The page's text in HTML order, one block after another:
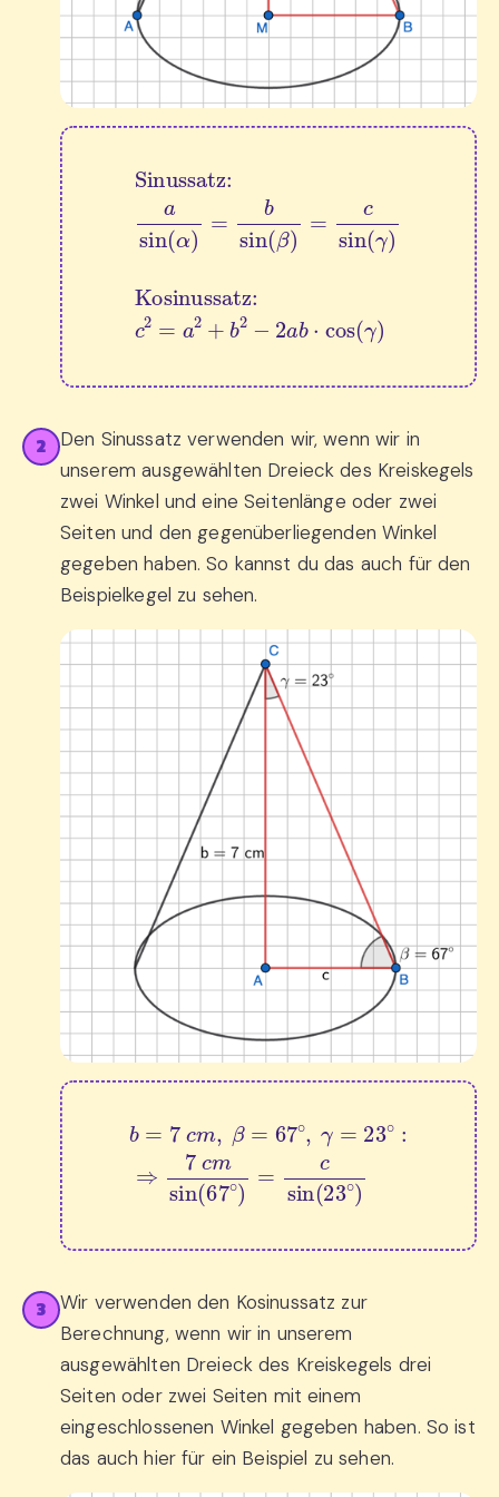
Sinussatz:asin(α
2
Den Sinussatz verwenden wir, wenn wir in
unserem ausgewählten Dreieck des Kreiskegels
zwei Winkel und eine Seitenlänge oder zwei
Seiten und den gegenüberliegenden Winkel
gegeben haben. So kannst du das auch für den
Beispielkegel zu sehen.
c m, β =67 ∘, γ=23∘ :⇒7 cmsin =
3
Wir verwenden den Kosinussatz zur
Berechnung, wenn wir in unserem
ausgewählten Dreieck des Kreiskegels drei
Seiten oder zwei Seiten mit einem
eingeschlossenen Winkel gegeben haben. So ist
das auch hier für ein Beispiel zu sehen.